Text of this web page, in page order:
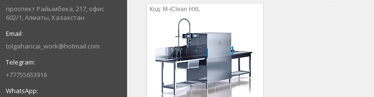
проспект Райымбека, 217, офис
602/1, Алматы, Казахстан
tolgahancai_work@hotmail.com
+77755653916
M-iClean HXL